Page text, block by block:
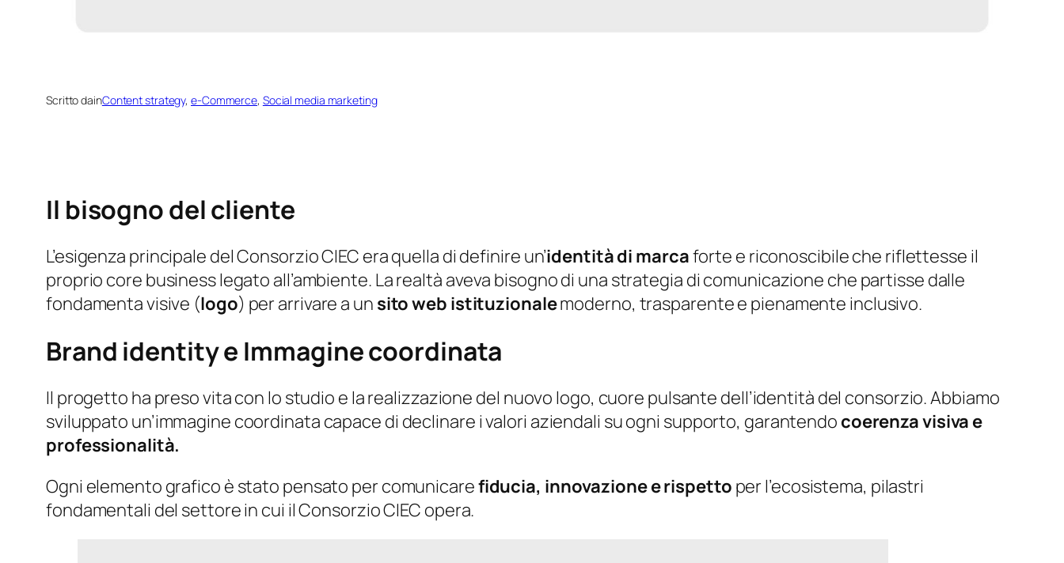
Scritto dainContent strategy, e-Commerce, Social media marketing
Il bisogno del cliente
L’esigenza principale del Consorzio CIEC era quella di definire un’identità di marcaforte e riconoscibile che riflettesse il
proprio core business legato all’ambiente. La realtà aveva bisogno di una strategia di comunicazione che partisse dalle
fondamenta visive (logo) per arrivare a un sito web istituzionalemoderno, trasparente e pienamente inclusivo.
Brand identity e Immagine coordinata
Il progetto ha preso vita con lo studio e la realizzazione del nuovo logo, cuore pulsante dell’identità del consorzio. Abbiamo
sviluppato un’immagine coordinata capace di declinare i valori aziendali su ogni supporto, garantendo coerenza visiva e
professionalità.
Ogni elemento grafico è stato pensato per comunicarefiducia, innovazione e rispetto per l’ecosistema, pilastri
fondamentali del settore in cui il Consorzio CIEC opera.